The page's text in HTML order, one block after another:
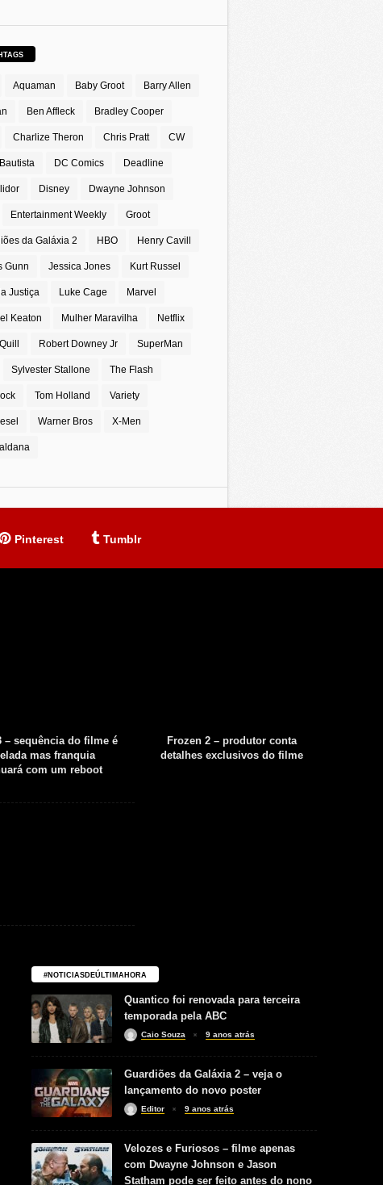
Aquaman Baby Groot Barry Allen
Ben Affleck Bradley Cooper
Charlize Theron Chris Pratt CW
DC Comics Deadline
Disney Dwayne Johnson
Entertainment Weekly Groot
da Galáxia 2 HBO Henry Cavill
Gunn Jessica Jones Kurt Russel
Justiça Luke Cage Marvel
Keaton Mulher Maravilha Netflix
Robert Downey Jr SuperMan
Sylvester Stallone The Flash
Tom Holland Variety
Warner Bros X-Men
Pinterest Tumblr
– sequência do filme é
mas franquia
com um reboot
Frozen 2 – produtor conta
detalhes exclusivos do filme
#NOTICIASDEÚLTIMAHORA
Quantico foi renovada para terceira
temporada pela ABC
Caio Souza 9 anos atrás
Guardiões da Galáxia 2 – veja o
lançamento do novo poster
Editor 9 anos atrás
Velozes e Furiosos – filme apenas
com Dwayne Johnson e Jason
Statham pode ser feito antes do nono